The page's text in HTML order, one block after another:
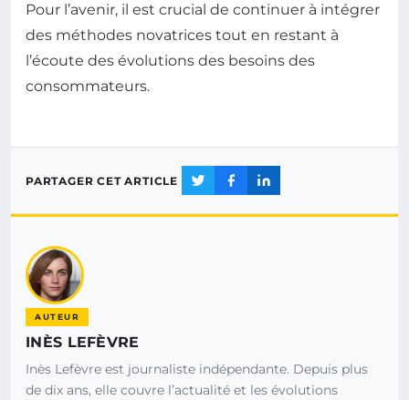
Pour l’avenir, il est crucial de continuer à intégrer
des méthodes novatrices tout en restant à
l’écoute des évolutions des besoins des
consommateurs.
PARTAGER CET ARTICLE
AUTEUR
INÈS LEFÈVRE
Inès Lefèvre est journaliste indépendante. Depuis plus
de dix ans, elle couvre l’actualité et les évolutions